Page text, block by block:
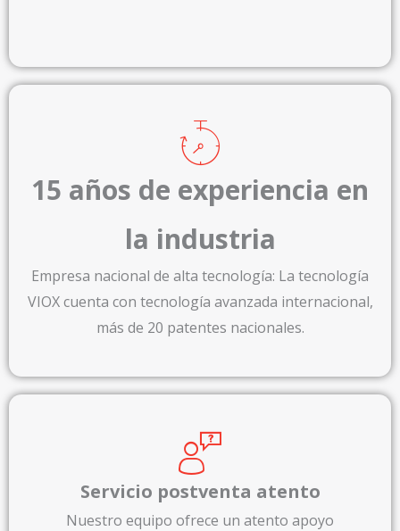
15 años de experiencia en
la industria
Empresa nacional de alta tecnología: La tecnología
VIOX cuenta con tecnología avanzada internacional,
más de 20 patentes nacionales.
Servicio postventa atento
Nuestro equipo ofrece un atento apoyo